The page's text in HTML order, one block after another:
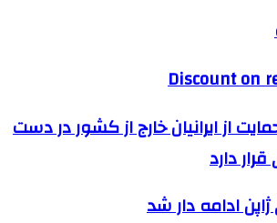
Discount on
از ایرانیان خارج از کشور در دست
دارد
ادامه دار شد